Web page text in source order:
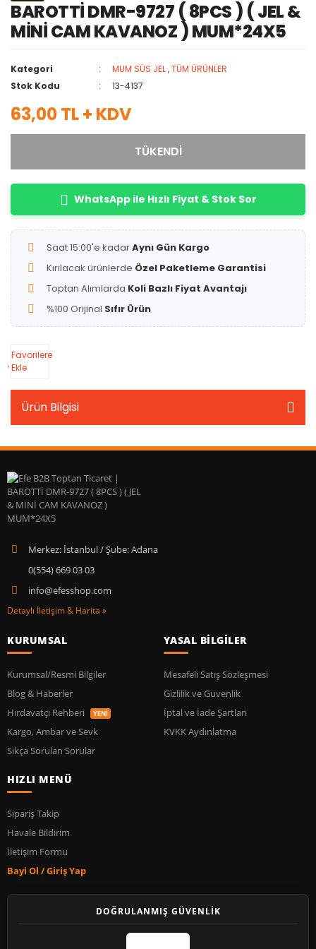
BAROTTİ DMR-9727 ( 8PCS ) ( JEL &
MİNİ CAM KAVANOZ ) MUM*24X5
Kategori MUM SÜS JEL,TÜM ÜRÜNLER
Stok Kodu
13-4137
63,00 TL + KDV
TÜKENDİ
WhatsApp ile Hızlı Fiyat & Stok Sor
Saat 15:00'e kadarAynı Gün Kargo
Kırılacak ürünlerde Özel Paketleme Garantisi
Toptan Alımlarda Koli Bazlı Fiyat Avantajı
%100 Orijinal Sıfır Ürün
Favorilere
Ekle
Ürün Bilgisi
Merkez: İstanbul / Şube: Adana
0(554) 669 03 03
info@efesshop.com
Detaylı İletişim & Harita »
KURUMSAL
Kurumsal/Resmi Bilgiler
Blog & Haberler
Hırdavatçı Rehberi
YENİ
Kargo, Ambar ve Sevk
Sıkça Sorulan Sorular
YASAL BİLGİLER
Mesafeli Satış Sözleşmesi
Gizlilik ve Güvenlik
İptal ve İade Şartları
KVKK Aydınlatma
HIZLI MENÜ
Sipariş Takip
Havale Bildirim
İletişim Formu
Bayi Ol / Giriş Yap
DOĞRULANMIŞ GÜVENLİK